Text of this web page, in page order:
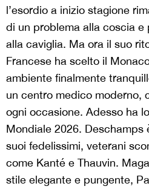
l’esordio a inizio stagione
di un problema alla coscia e
alla caviglia. Ma ora il suo
Francese ha scelto il
ambiente finalmente
un centro medico moderno,
ogni occasione. Adesso ha
Mondiale 2026. Deschamps
suoi fedelissimi, veterani
come Kanté e Thauvin.
stile elegante e pungente,